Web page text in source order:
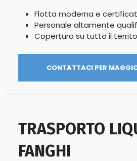
Flotta moderna e
Personale altamente
Copertura su tutto il
CONTATTACI PER
TRASPORTO
FANGHI